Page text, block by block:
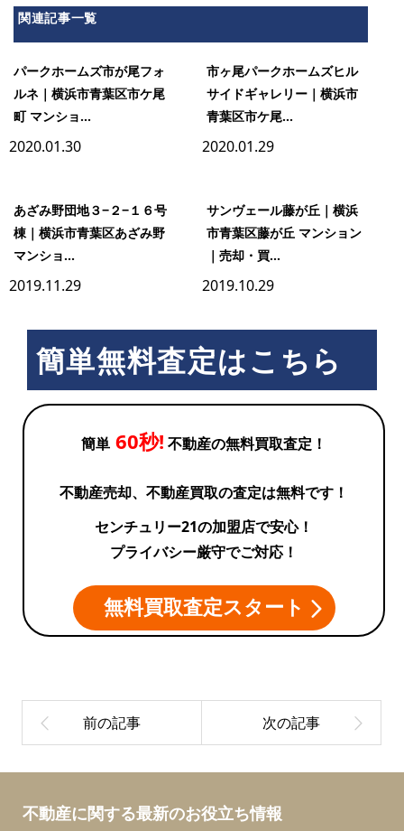
関連記事一覧
パークホームズ市が尾フォ
ルネ｜横浜市青葉区市ケ尾
町 マンショ...
2020.01.30
市ヶ尾パークホームズヒル
サイドギャレリー｜横浜市
青葉区市ケ尾...
2020.01.29
あざみ野団地３−２−１６号
棟｜横浜市青葉区あざみ野
マンショ...
2019.11.29
サンヴェール藤が丘｜横浜
市青葉区藤が丘 マンション
｜売却・買...
2019.10.29
簡単無料査定はこちら
簡単 60秒! 不動産の無料買取査定！
不動産売却、不動産買取の査定は無料です！
センチュリー21の加盟店で安心！
プライバシー厳守でご対応！
無料買取査定スタート
不動産に関する最新のお役立ち情報